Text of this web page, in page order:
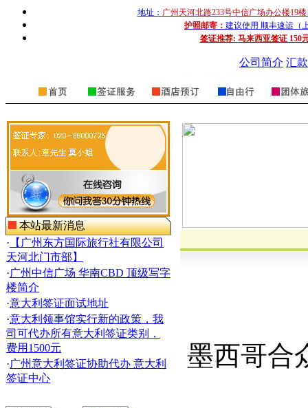
地址： 广州天河北路233号中信广场办公楼19
护照邮寄： 建议使用 顺丰速运（
签证推荐: 马来西亚签证 150
公司简介 汇
本站最新消息
· 【广州东方国际旅行社有限公司
天河北门市部】
·广州中信广场 华南CBD 顶级写字
楼简介
·意大利签证面试地址
·意大利领事馆实行新的政策，我
司可代办所有意大利签证类别，
费用1500元
·广州意大利签证协助代办 意大利
签证中心
墨西哥合